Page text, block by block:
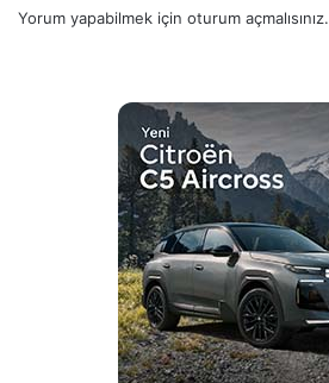
Yorum yapabilmek için oturum açmalısınız.